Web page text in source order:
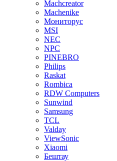
Machcreator
Machenike
Мониторус
MSI
NEC
NPC
PINEBRO
Philips
Raskat
Rombica
RDW Computers
Sunwind
Samsung
TCL
Valday
ViewSonic
Xiaomi
Бештау